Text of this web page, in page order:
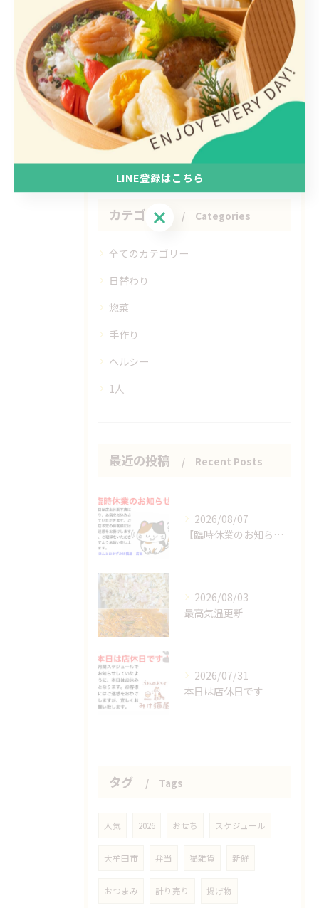
< 前のページ 一覧に戻る 次のページ >
関連タグ
#弁当 #惣菜 #テイクアウト
カテゴリー Categories
全てのカテゴリー
日替わり
惣菜
手作り
ヘルシー
1人
最近の投稿 Recent Posts
2026/08/07
【臨時休業のお知らせ】
2026/08/03
最高気温更新
2026/07/31
本日は店休日です
タグ Tags
人気 2026 おせち スケジュール
大牟田市 弁当 猫雑貨 新鮮
おつまみ 計り売り 揚げ物
LINE登録はこちら
LINE登録はこちら